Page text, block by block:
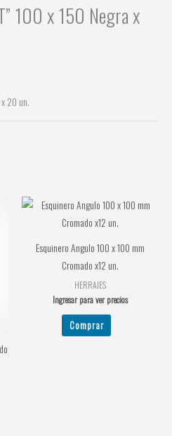
100 x 150 Negra x
x 20 un.
Esquinero Angulo 100 x 100 mm
Cromado x12 un.
HERRAJES
Ingresar para ver precios
Comprar